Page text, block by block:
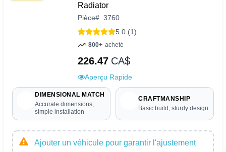
Radiator
Pièce# 3760
5.0 (1)
800+ acheté
226.47 CA$
Aperçu Rapide
DIMENSIONAL MATCH
Accurate dimensions,
simple installation
CRAFTMANSHIP
Basic build, sturdy design
Ajouter un véhicule pour garantir l'ajustement